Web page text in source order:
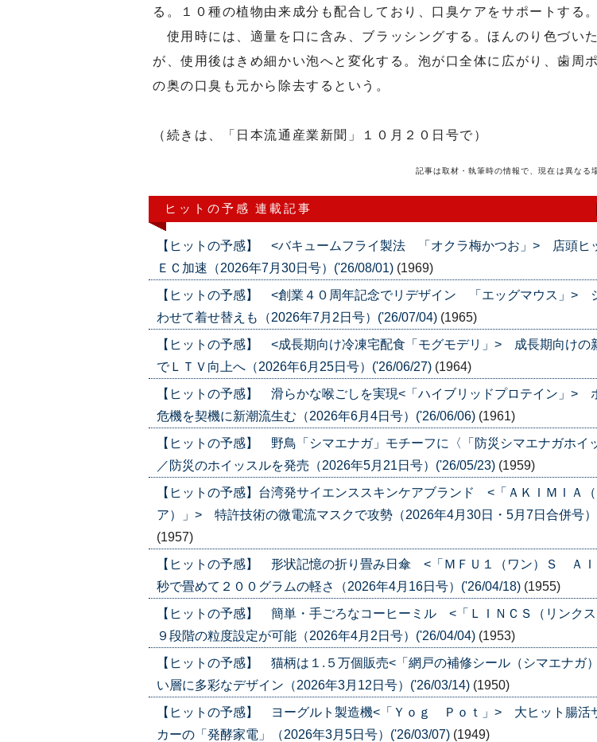
る。１０種の植物由来成分も配合しており、口臭ケアをサポートする。
使用時には、適量を口に含み、ブラッシングする。ほんのり色づい
が、使用後はきめ細かい泡へと変化する。泡が口全体に広がり、歯周
の奥の口臭も元から除去するという。
（続きは、「日本流通産業新聞」１０月２０日号で）
記事は取材・執筆時の情報で、現在は異なる
ヒットの予感 連載記事
【ヒットの予感】 <バキュームフライ製法 「オクラ梅かつお」> 店頭ヒ
ＥＣ加速（2026年7月30日号）('26/08/01) (1969)
【ヒットの予感】 <創業４０周年記念でリデザイン 「エッグマウス」>
わせて着せ替えも（2026年7月2日号）('26/07/04) (1965)
【ヒットの予感】 <成長期向け冷凍宅配食「モグモデリ」> 成長期向けの
でＬＴＶ向上へ（2026年6月25日号）('26/06/27) (1964)
【ヒットの予感】 滑らかな喉ごしを実現<「ハイブリッドプロテイン」>
危機を契機に新潮流生む（2026年6月4日号）('26/06/06) (1961)
【ヒットの予感】 野鳥「シマエナガ」モチーフに〈「防災シマエナガホイ
／防災のホイッスルを発売（2026年5月21日号）('26/05/23) (1959)
【ヒットの予感】台湾発サイエンススキンケアブランド <「ＡＫＩＭＩＡ（
ア）」> 特許技術の微電流マスクで攻勢（2026年4月30日・5月7日合併号
(1957)
【ヒットの予感】 形状記憶の折り畳み日傘 <「ＭＦＵ１（ワン）Ｓ ＡＩ
秒で畳めて２００グラムの軽さ（2026年4月16日号）('26/04/18) (1955)
【ヒットの予感】 簡単・手ごろなコーヒーミル <「ＬＩＮＣＳ（リンク
９段階の粒度設定が可能（2026年4月2日号）('26/04/04) (1953)
【ヒットの予感】 猫柄は１.５万個販売<「網戸の補修シール（シマエナ
い層に多彩なデザイン（2026年3月12日号）('26/03/14) (1950)
【ヒットの予感】 ヨーグルト製造機<「Ｙｏｇ Ｐｏｔ」> 大ヒット腸活
カーの「発酵家電」（2026年3月5日号）('26/03/07) (1949)